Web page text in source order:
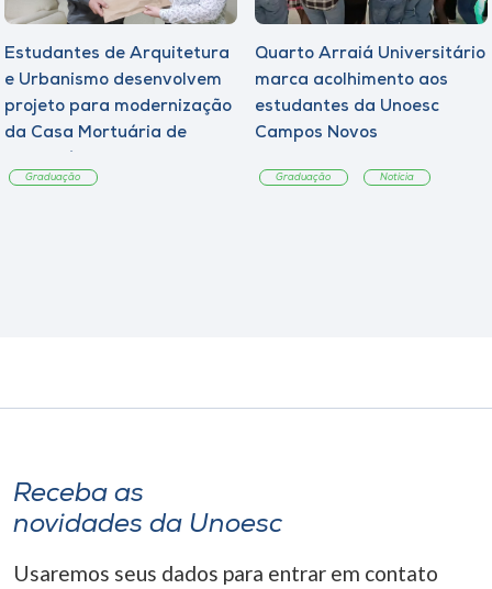
Estudantes de Arquitetura
e Urbanismo desenvolvem
projeto para modernização
da Casa Mortuária de
Graduação
Quarto Arraiá Universitário
marca acolhimento aos
estudantes da Unoesc
Campos Novos
Graduação Notícia
Receba as
novidades da Unoesc
Usaremos seus dados para entrar em contato